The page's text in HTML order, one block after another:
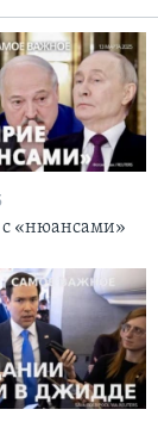
«нюансами»